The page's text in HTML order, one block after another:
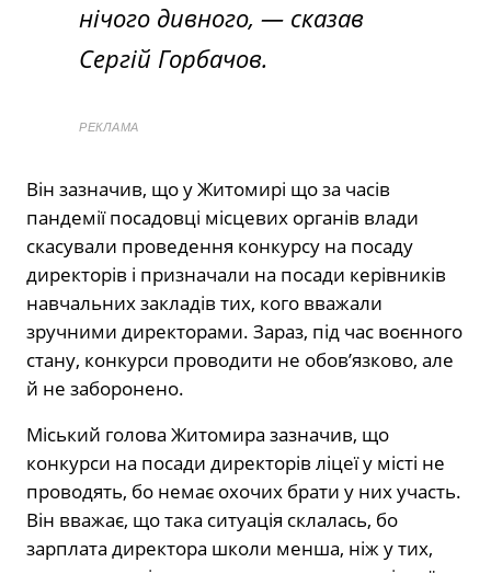
нічого дивного, — сказав
Сергій Горбачов.
РЕКЛАМА
Він зазначив, що у Житомирі що за часів
пандемії посадовці місцевих органів влади
скасували проведення конкурсу на посаду
директорів і призначали на посади керівників
навчальних закладів тих, кого вважали
зручними директорами. Зараз, під час воєнного
стану, конкурси проводити не обов’язково, але
й не заборонено.
Міський голова Житомира зазначив, що
конкурси на посади директорів ліцеї у місті не
проводять, бо немає охочих брати у них участь.
Він вважає, що така ситуація склалась, бо
зарплата директора школи менша, ніж у тих,